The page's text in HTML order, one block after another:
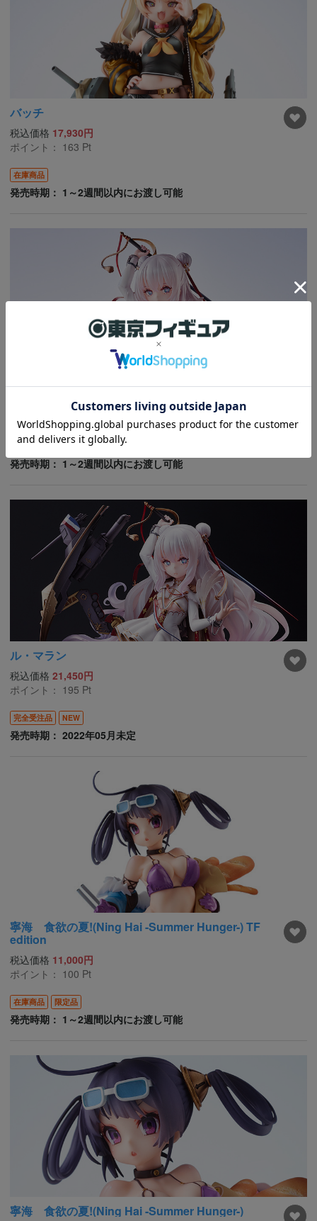
バッチ
税込価格 17,930円
ポイント： 163 Pt
在庫商品
発売時期： 1～2週間以内にお渡し可能
ル・マラン TF edition
18,480円
ポイント：
168
在庫商品 限定品
発売時期： 1～2週間以内にお渡し可能
ル・マラン
税込価格 21,450円
ポイント： 195 Pt
完全受注品 NEW
発売時期： 2022年05月未定
寧海 食欲の夏!(Ning Hai -Summer Hunger-) TF
edition
税込価格 11,000円
ポイント： 100 Pt
在庫商品 限定品
発売時期： 1～2週間以内にお渡し可能
寧海 食欲の夏!(Ning Hai -Summer Hunger-)